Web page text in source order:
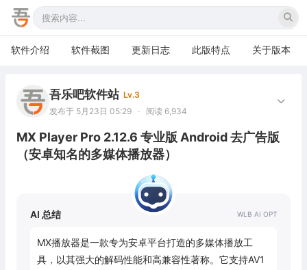
软件介绍 软件截图 更新日志 此版特点 关于版本
吾乐吧软件站 Lv.3
发布于 5月23日 05:29
· 阅读 6,934
MX Player Pro 2.12.6 专业版 Android 去广告版
（安卓知名的多媒体播放器）
AI 总结
MX播放器是一款专为安卓平台打造的多媒体播放工
具，以其强大的解码性能和高兼容性著称。它支持AV1